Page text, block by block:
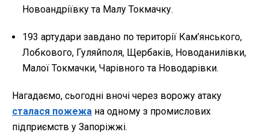
Новоандріївку та Малу Токмачку.
193 артудари завдано по території Кам’янського,
Лобкового, Гуляйполя, Щербаків, Новоданилівки,
Малої Токмачки, Чарівного та Новодарівки.
Нагадаємо, сьогодні вночі через ворожу атаку
сталася пожежа на одному з промислових
підприємств у Запоріжжі.